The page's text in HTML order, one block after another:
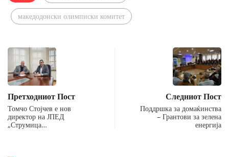
македодонски олимписки комитет
Претходниот Пост
Томчо Стојчев е нов
директор на ЈПЕД
„Струмица…
Следниот Пост
Поддршка за домаќинства
– Грантови за зелена
енергија